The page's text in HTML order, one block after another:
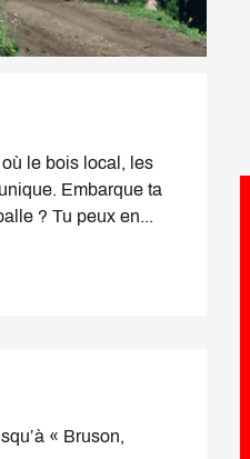
le bois local, les
Embarque ta
? Tu peux en...
« Bruson,